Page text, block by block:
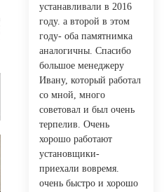
устанавливали в 2016
году. а второй в этом
году- оба памятнимка
аналогичны. Спасибо
большое менеджеру
Ивану, который работал
со мной, много
советовал и был очень
терпелив. Очень
хорошо работают
установщики-
приехали вовремя.
очень быстро и хорошо